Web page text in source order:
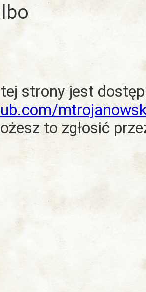
strony jest
to zgłosić